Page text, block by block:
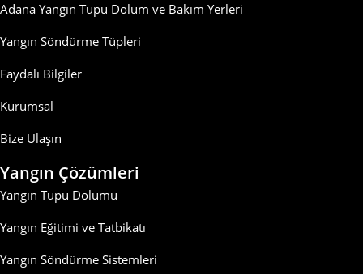
Adana Yangın Tüpü Dolum ve Bakım Yerleri
Yangın Söndürme Tüpleri
Faydalı Bilgiler
Kurumsal
Bize Ulaşın
Yangın Çözümleri
Yangın Tüpü Dolumu
Yangın Eğitimi ve Tatbikatı
Yangın Söndürme Sistemleri